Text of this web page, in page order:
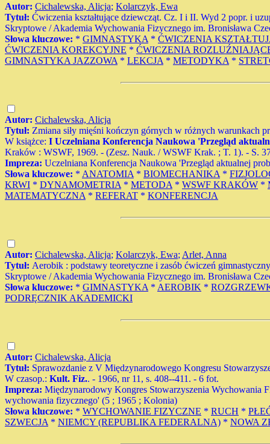
Autor: Cichalewska, Alicja; Kolarczyk, Ewa
Tytuł: Ćwiczenia kształtujące dziewcząt. Cz. I i II. Wyd 2 popr. i
Skryptowe / Akademia Wychowania Fizycznego im. Bronisława
Słowa kluczowe: * GIMNASTYKA * ĆWICZENIA
ĆWICZENIA KOREKCYJNE * ĆWICZENIA
GIMNASTYKA JAZZOWA * LEKCJA * METODYKA *
Autor: Cichalewska, Alicja
Tytuł: Zmiana siły mięśni kończyn górnych w różnych warunkach
W książce: I Uczelniana Konferencja Naukowa 'Przegląd
Kraków : WSWF, 1969. - (Zesz. Nauk. / WSWF Krak. ; T. 1). - S.
Impreza: Uczelniana Konferencja Naukowa 'Przegląd aktualnej
Słowa kluczowe: * ANATOMIA * BIOMECHANIKA *
KRWI * DYNAMOMETRIA * METODA * WSWF KRAKÓW *
MATEMATYCZNA * REFERAT * KONFERENCJA
Autor: Cichalewska, Alicja; Kolarczyk, Ewa; Arlet, Anna
Tytuł: Aerobik : podstawy teoretyczne i zasób ćwiczeń
Skryptowe / Akademia Wychowania Fizycznego im. Bronisława
Słowa kluczowe: * GIMNASTYKA * AEROBIK *
PODRĘCZNIK AKADEMICKI
Autor: Cichalewska, Alicja
Tytuł: Sprawozdanie z V Międzynarodowego Kongresu
W czasop.: Kult. Fiz.. - 1966, nr 11, s. 408--411. - 6 fot.
Impreza: Międzynarodowy Kongres Stowarzyszenia Wychowania
wychowania fizycznego' (5 ; 1965 ; Kolonia)
Słowa kluczowe: * WYCHOWANIE FIZYCZNE * RUCH *
SZWECJA * NIEMCY (REPUBLIKA FEDERALNA) * NOWA